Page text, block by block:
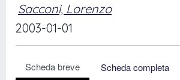
Sacconi, Lorenzo
2003-01-01
Scheda breve
Scheda completa